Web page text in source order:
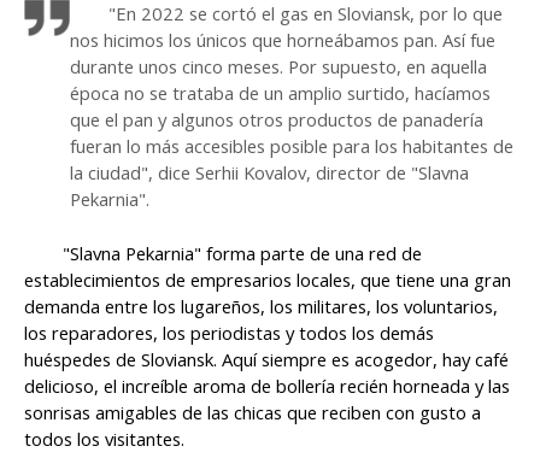
"En 2022 se cortó el gas en Sloviansk, por lo que
nos hicimos los únicos que horneábamos pan. Así fue
durante unos cinco meses. Por supuesto, en aquella
época no se trataba de un amplio surtido, hacíamos
que el pan y algunos otros productos de panadería
fueran lo más accesibles posible para los habitantes de
la ciudad", dice Serhii Kovalov, director de "Slavna
Pekarnia".
"Slavna Pekarnia" forma parte de una red de
establecimientos de empresarios locales, que tiene una gran
demanda entre los lugareños, los militares, los voluntarios,
los reparadores, los periodistas y todos los demás
huéspedes de Sloviansk. Aquí siempre es acogedor, hay café
delicioso, el increíble aroma de bollería recién horneada y las
sonrisas amigables de las chicas que reciben con gusto a
todos los visitantes.